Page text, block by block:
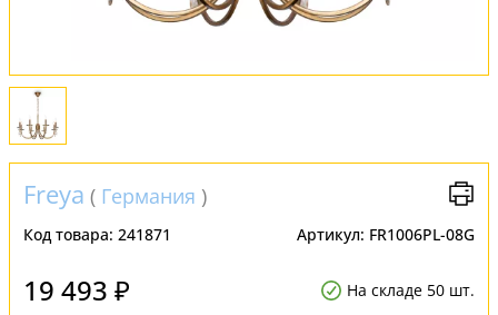
Freya ( Германия )
Код товара: 241871 Артикул: FR1006PL-08G
19 493 ₽ На складе 50 шт.